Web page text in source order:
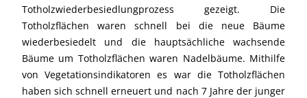
Totholzwiederbesiedlungprozess gezeigt. Die
Totholzflächen waren schnell bei die neue Bäume
wiederbesiedelt und die hauptsächliche wachsende
Bäume um Totholzflächen waren Nadelbäume. Mithilfe
von Vegetationsindikatoren es war die Totholzflächen
haben sich schnell erneuert und nach 7 Jahre der junger